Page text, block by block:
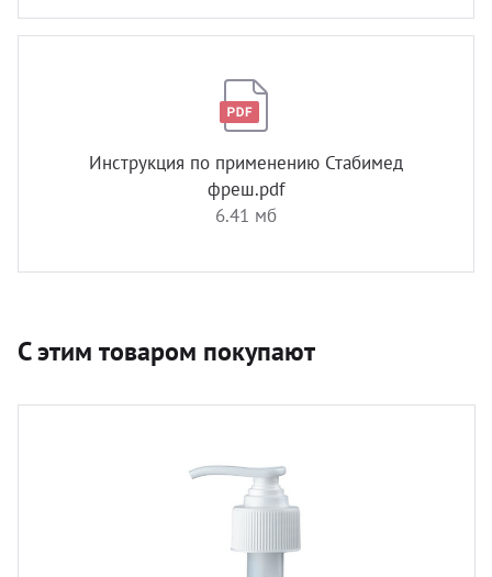
Инструкция по применению Стабимед
фреш.pdf
6.41 мб
С этим товаром покупают